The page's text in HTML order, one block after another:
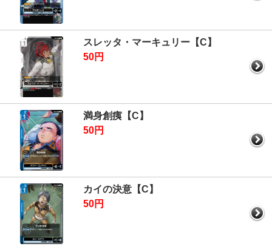
スレッタ・マーキュリー【C】
50円
満身創痍【C】
50円
カイの決意【C】
50円